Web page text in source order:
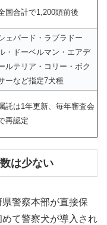
国合計で1,200頭前後
ェパード・ラブラドー
・ドーベルマン・エアデ
ルテリア・コリー・ボク
ーなど指定7犬種
託は1年更新、毎年審査会
再認定
は少ない
警察本部が直接保
て警察犬が導入され